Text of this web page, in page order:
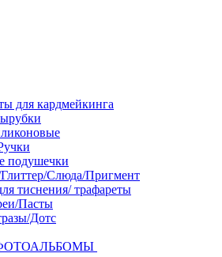
для кардмейкинга
подушечки
Слюда/Пригмент
тиснения/ трафареты
Пасты
Дотс
ФОТОАЛЬБОМЫ